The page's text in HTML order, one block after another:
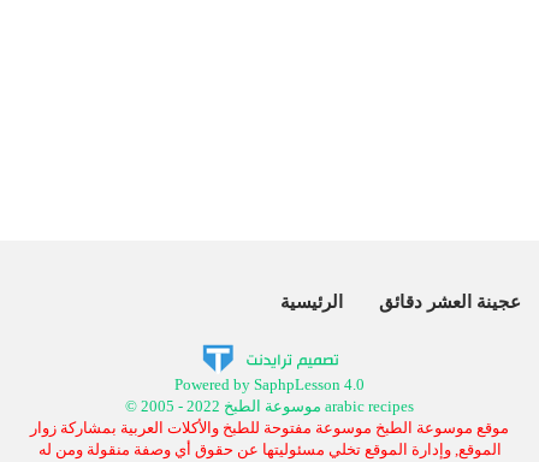
عجينة العشر دقائق الرئيسية
Powered by SaphpLesson 4.0
© 2005 - 2022 موسوعة الطبخ arabic recipes
موقع موسوعة الطبخ موسوعة مفتوحة للطبخ والأكلات العربية بمشاركة زوار
الموقع, وإدارة الموقع تخلي مسئوليتها عن حقوق أي وصفة منقولة ومن له